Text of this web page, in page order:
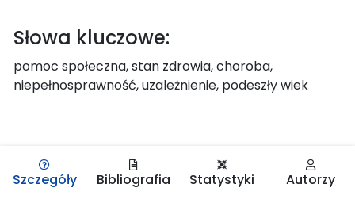
Słowa kluczowe:
pomoc społeczna, stan zdrowia, choroba,
niepełnosprawność, uzależnienie, podeszły wiek
Szczegóły Bibliografia Statystyki Autorzy